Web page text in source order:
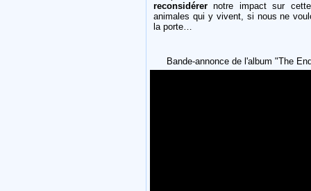
reconsidérer notre impact sur
animales qui y vivent, si nous ne
la porte…
Bande-annonce de l'album "The